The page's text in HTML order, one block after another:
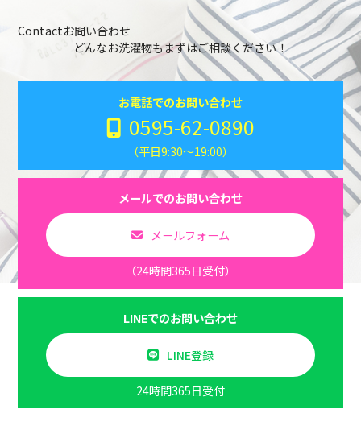
Contactお問い合わせ
どんなお洗濯物もまずはご相談ください！
お電話でのお問い合わせ
0595-62-0890
（平日9:30～19:00）
メールでのお問い合わせ
メールフォーム
（24時間365日受付）
LINEでのお問い合わせ
LINE登録
24時間365日受付